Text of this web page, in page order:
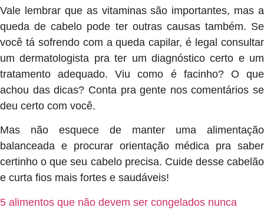
Vale lembrar que as vitaminas são importantes, mas a
queda de cabelo pode ter outras causas também. Se
você tá sofrendo com a queda capilar, é legal consultar
um dermatologista pra ter um diagnóstico certo e um
tratamento adequado. Viu como é facinho? O que
achou das dicas? Conta pra gente nos comentários se
deu certo com você.
Mas não esquece de manter uma alimentação
balanceada e procurar orientação médica pra saber
certinho o que seu cabelo precisa. Cuide desse cabelão
e curta fios mais fortes e saudáveis!
5 alimentos que não devem ser congelados nunca